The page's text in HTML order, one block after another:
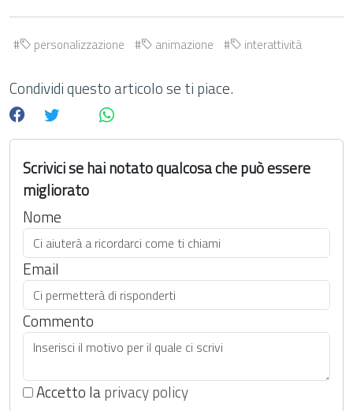
personalizzazione animazione interattività
Condividi questo articolo se ti piace.
Scrivici se hai notato qualcosa che può essere
migliorato
Nome
Email
Commento
Accetto laprivacy policy